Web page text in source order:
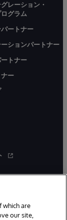
レーション・
グラム
ートナー
ションパートナー
トナー
ー
which are
our site,